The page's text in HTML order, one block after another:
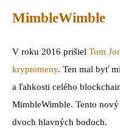
MimbleWimble
V roku 2016 prišiel Tom
kryptomeny. Ten mal byť
a ľahkosti celého
MimbleWimble. Tento
dvoch hlavných bodoch.